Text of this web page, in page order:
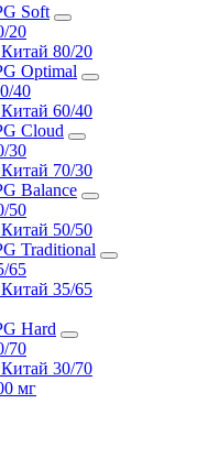
Soft
20
80/20
Optimal
40
60/40
Cloud
30
70/30
Balance
50
50/50
Traditional
65
35/65
Hard
70
30/70
мг